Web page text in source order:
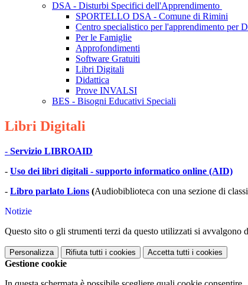
DSA - Disturbi Specifici dell'Apprendimento
SPORTELLO DSA - Comune di Rimini
Centro specialistico per l'apprendimento per
Per le Famiglie
Approfondimenti
Software Gratuiti
Libri Digitali
Didattica
Prove INVALSI
BES - Bisogni Educativi Speciali
Libri Digitali
- Servizio LIBROAID
- Uso dei libri digitali - supporto informatico online (AID)
- Libro parlato Lions (Audiobiblioteca con una sezione di
Notizie
Questo sito o gli strumenti terzi da questo utilizzati si
Personalizza Rifiuta tutti i cookies Accetta tutti i cookies
Gestione cookie